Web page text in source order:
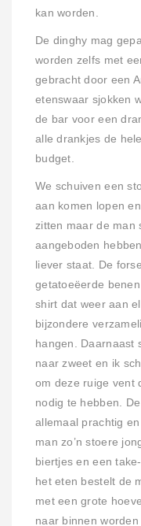
kan worden.
De dinghy mag
worden zelfs met
gebracht door een
etenswaar sjokken
de bar voor een
alle drankjes de
budget.
We schuiven een
aan komen lopen
zitten maar de man
aangeboden
liever staat. De
getatoeëerde
shirt dat weer aan
bijzondere
hangen. Daarnaast
naar zweet en ik
om deze ruige vent
nodig te hebben.
allemaal prachtig
man zo’n stoere
biertjes en een
het eten bestelt de
met een grote
naar binnen